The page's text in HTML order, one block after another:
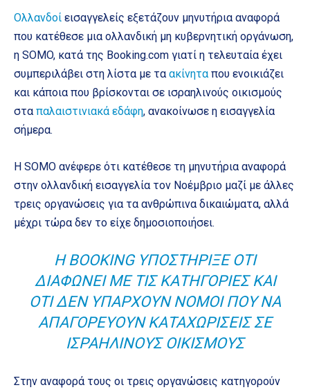
Ολλανδοί εισαγγελείς εξετάζουν μηνυτήρια αναφορά
που κατέθεσε μια ολλανδική μη κυβερνητική οργάνωση,
η SOMO, κατά της Booking.com γιατί η τελευταία έχει
συμπεριλάβει στη λίστα με τα ακίνητα που ενοικιάζει
και κάποια που βρίσκονται σε ισραηλινούς οικισμούς
στα παλαιστινιακά εδάφη, ανακοίνωσε η εισαγγελία
σήμερα.
Η SOMO ανέφερε ότι κατέθεσε τη μηνυτήρια αναφορά
στην ολλανδική εισαγγελία τον Νοέμβριο μαζί με άλλες
τρεις οργανώσεις για τα ανθρώπινα δικαιώματα, αλλά
μέχρι τώρα δεν το είχε δημοσιοποιήσει.
Η BOOKING ΥΠΟΣΤΉΡΙΞΕ ΌΤΙ
ΔΙΑΦΩΝΕΊ ΜΕ ΤΙΣ ΚΑΤΗΓΟΡΊΕΣ ΚΑΙ
ΌΤΙ ΔΕΝ ΥΠΆΡΧΟΥΝ ΝΌΜΟΙ ΠΟΥ ΝΑ
ΑΠΑΓΟΡΕΎΟΥΝ ΚΑΤΑΧΩΡΊΣΕΙΣ ΣΕ
ΙΣΡΑΗΛΙΝΟΎΣ ΟΙΚΙΣΜΟΎΣ
Στην αναφορά τους οι τρεις οργανώσεις κατηγορούν